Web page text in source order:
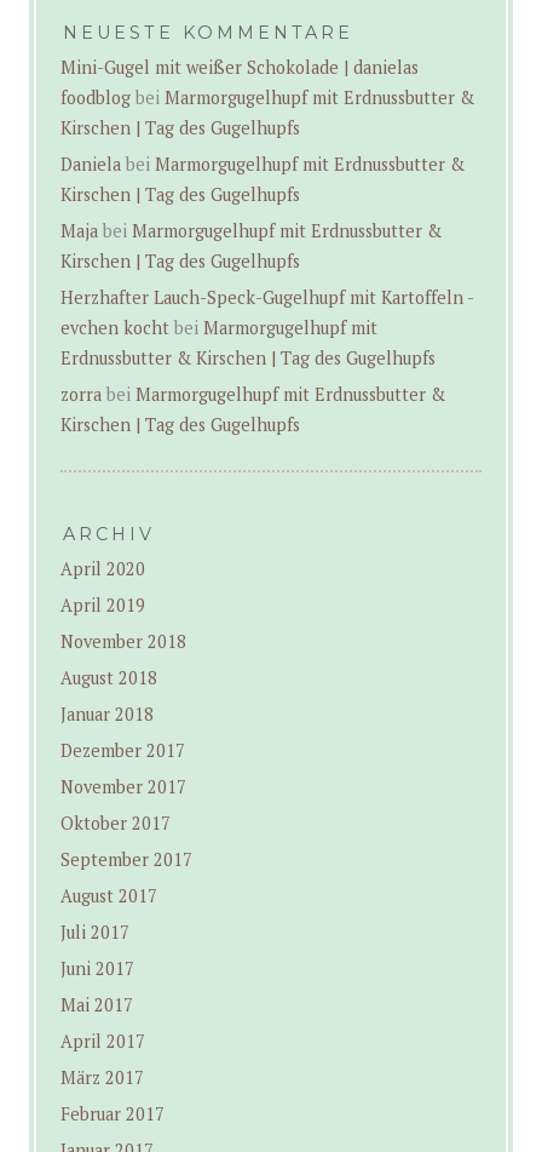
NEUESTE KOMMENTARE
Mini-Gugel mit weißer Schokolade | danielas
foodblogbei Marmorgugelhupf mit Erdnussbutter &
Kirschen | Tag des Gugelhupfs
Danielabei Marmorgugelhupf mit Erdnussbutter &
Kirschen | Tag des Gugelhupfs
Majabei Marmorgugelhupf mit Erdnussbutter &
Kirschen | Tag des Gugelhupfs
Herzhafter Lauch-Speck-Gugelhupf mit Kartoffeln -
evchen kochtbei Marmorgugelhupf mit
Erdnussbutter & Kirschen | Tag des Gugelhupfs
zorrabei Marmorgugelhupf mit Erdnussbutter &
Kirschen | Tag des Gugelhupfs
ARCHIV
April 2020
April 2019
November 2018
August 2018
Januar 2018
Dezember 2017
November 2017
Oktober 2017
September 2017
August 2017
Juli 2017
Juni 2017
Mai 2017
April 2017
März 2017
Februar 2017